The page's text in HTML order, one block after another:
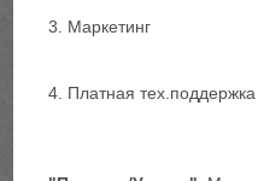
3. Маркетинг
4. Платная тех.поддержка